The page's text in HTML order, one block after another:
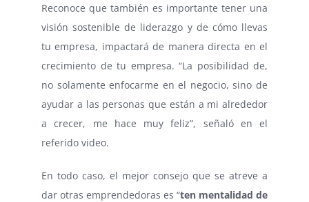
Reconoce que también es importante tener una
visión sostenible de liderazgo y de cómo llevas
tu empresa, impactará de manera directa en el
crecimiento de tu empresa. “La posibilidad de,
no solamente enfocarme en el negocio, sino de
ayudar a las personas que están a mi alrededor
a crecer, me hace muy feliz”, señaló en el
referido video.
En todo caso, el mejor consejo que se atreve a
dar otras emprendedoras es “ten mentalidad de